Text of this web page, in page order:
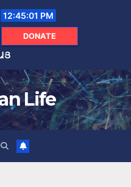
12:45:02 PM
DONATE
Life